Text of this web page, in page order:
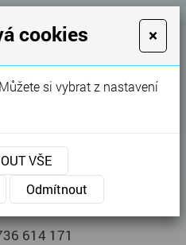
VRATA
brány, ploty ...
nás
NÁS
614 171
cookies ×
si vybrat z nastavení
VŠE
Odmítnout